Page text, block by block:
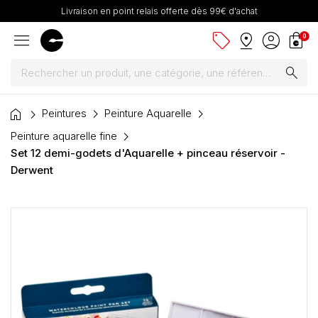
Livraison en point relais offerte dès 99€ d'achat
menu sell pin_drop account_circle shopping_bag
0
search
Peintures
Pinceaux & fournitures
Cartons mousse & plume
home Peintures
Peinture Aquarelle
Peinture aquarelle fine
Set 12 demi-godets d'Aquarelle + pinceau réservoir -
Derwent